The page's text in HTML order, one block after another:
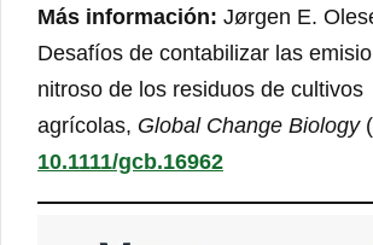
Más información: Jørgen E.
Desafíos de contabilizar las
nitroso de los residuos de cultivos
agrícolas, Global Change Biology
10.1111/gcb.16962